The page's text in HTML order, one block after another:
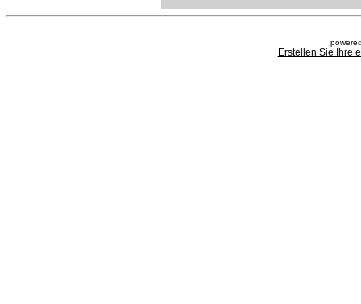
Erstellen Sie Ihre